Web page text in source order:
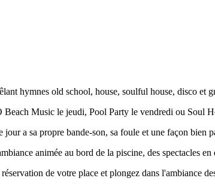
hymnes old school, house, soulful house, disco et
Music le jeudi, Pool Party le vendredi ou Soul
a sa propre bande-son, sa foule et une façon bien
animée au bord de la piscine, des spectacles
de votre place et plongez dans l'ambiance